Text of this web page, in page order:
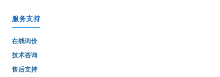
服务支持
在线询价
技术咨询
售后支持